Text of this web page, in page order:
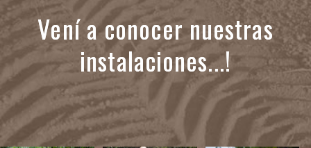
Vení a conocer nuestras
instalaciones...!